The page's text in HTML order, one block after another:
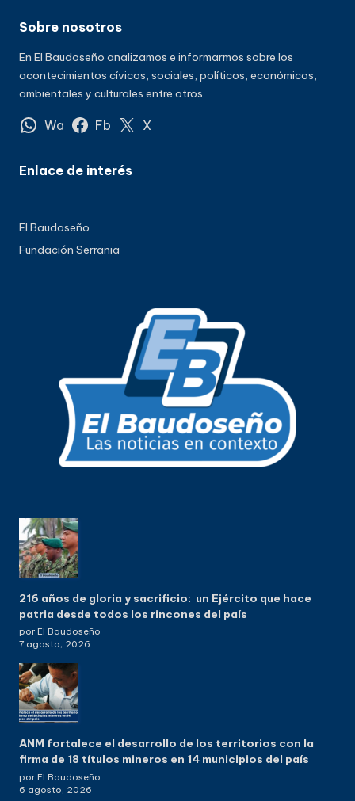
Sobre nosotros
En El Baudoseño analizamos e informarmos sobre los
acontecimientos cívicos, sociales, políticos, económicos,
ambientales y culturales entre otros.
Wa Fb X
Enlace de interés
El Baudoseño
Fundación Serrania
216 años de gloria y sacrificio: un Ejército que hace
patria desde todos los rincones del país
por El Baudoseño
7 agosto, 2026
ANM fortalece el desarrollo de los territorios con la
firma de 18 títulos mineros en 14 municipios del país
por El Baudoseño
6 agosto, 2026